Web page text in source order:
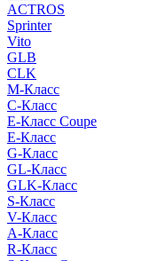
ACTROS
Sprinter
Vito
GLB
CLK
M-Класс
C-Класс
E-Класс Coupe
E-Класс
G-Класс
GL-Класс
GLK-Класс
S-Класс
V-Класс
A-Класс
R-Класс